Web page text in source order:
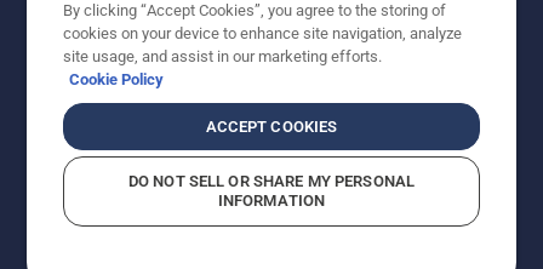
© Husqvarna AB (utgiver). Med enerett. Angitte priser
er veiledende priser. Alle oppgitte priser er veiledende
tilgjengelig for direkte kjøp.
PersonvernbetingelserImprint
Rapportering av mistanker om regelbruddÅpenhetsloven
Likestilling
By clicking “Accept Cookies”, you agree to the storing of
cookies on your device to enhance site navigation, analyze
site usage, and assist in our marketing efforts.
Cookie Policy
ACCEPT COOKIES
DO NOT SELL OR SHARE MY PERSONAL
INFORMATION